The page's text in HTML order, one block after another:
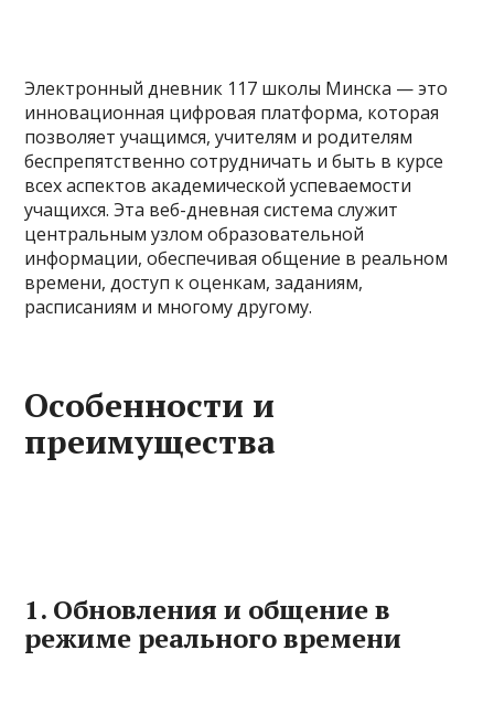
Электронный дневник 117 школы Минска — это
инновационная цифровая платформа, которая
позволяет учащимся, учителям и родителям
беспрепятственно сотрудничать и быть в курсе
всех аспектов академической успеваемости
учащихся. Эта веб-дневная система служит
центральным узлом образовательной
информации, обеспечивая общение в реальном
времени, доступ к оценкам, заданиям,
расписаниям и многому другому.
Особенности и
преимущества
1. Обновления и общение в
режиме реального времени